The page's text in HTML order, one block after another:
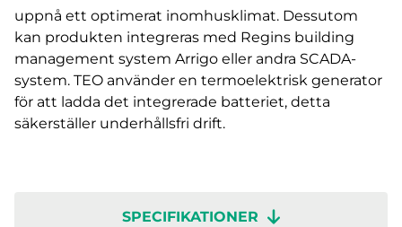
uppnå ett optimerat inomhusklimat. Dessutom
kan produkten integreras med Regins building
management system Arrigo eller andra SCADA-
system. TEO använder en termoelektrisk generator
för att ladda det integrerade batteriet, detta
säkerställer underhållsfri drift.
SPECIFIKATIONER